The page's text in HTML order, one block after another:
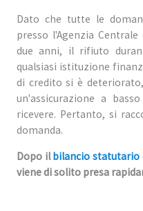
Dato che tutte le
presso l'Agenzia
due anni, il rifiuto
qualsiasi istituzione
di credito si è
un'assicurazione a
ricevere. Pertanto, si
domanda.
Dopo il bilancio statutario
viene di solito presa